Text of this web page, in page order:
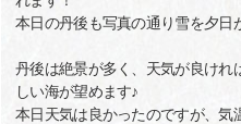
本日の丹後も写真の通り雪を夕日
丹後は絶景が多く、天気が良けれ
しい海が望めます♪
本日天気は良かったのですが、気